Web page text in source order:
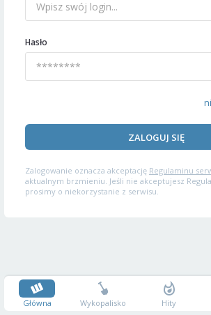
Hasło
ZALOGUJ SIĘ
Zalogowanie oznacza akceptację Regulaminu
aktualnym brzmieniu. Jeśli nie akceptujesz
prosimy o niekorzystanie z serwisu.
Główna Wykopalisko Hity